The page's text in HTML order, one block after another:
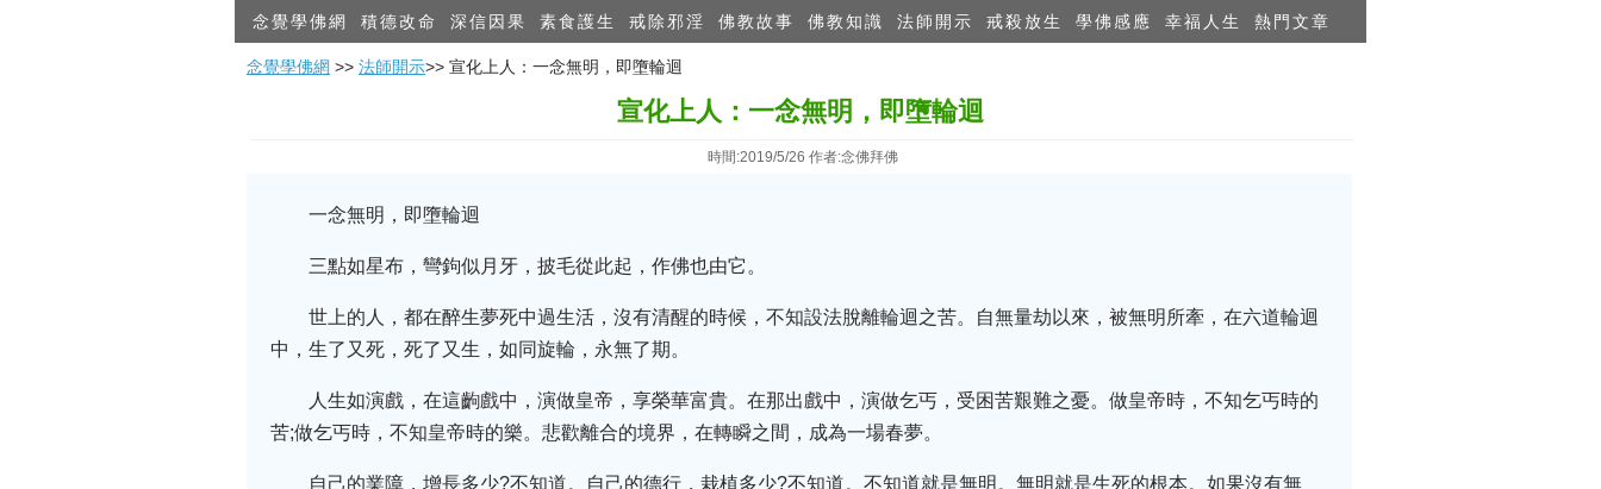
念覺學佛網 積德改命 深信因果 素食護生 戒除邪淫 佛教故事 佛教知識 法師開示 戒殺放生 學佛感應 幸福人生 熱門文章
念覺學佛網 >> 法師開示>> 宣化上人：一念無明，即墮輪迴
宣化上人：一念無明，即墮輪迴
時間:2019/5/26 作者:念佛拜佛
一念無明，即墮輪迴
三點如星布，彎鉤似月牙，披毛從此起，作佛也由它。
世上的人，都在醉生夢死中過生活，沒有清醒的時候，不知設法脫離輪迴之苦。自無量劫以來，被無明所牽，在六道輪迴
中，生了又死，死了又生，如同旋輪，永無了期。
人生如演戲，在這齣戲中，演做皇帝，享榮華富貴。在那出戲中，演做乞丐，受困苦艱難之憂。做皇帝時，不知乞丐時的
苦;做乞丐時，不知皇帝時的樂。悲歡離合的境界，在轉瞬之間，成為一場春夢。
自己的業障，增長多少?不知道。自己的德行，栽植多少?不知道。不知道就是無明。無明就是生死的根本。如果沒有無